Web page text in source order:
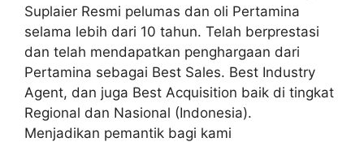
Suplaier Resmi pelumas dan oli Pertamina
selama lebih dari 10 tahun. Telah berprestasi
dan telah mendapatkan penghargaan dari
Pertamina sebagai Best Sales. Best Industry
Agent, dan juga Best Acquisition baik di tingkat
Regional dan Nasional (Indonesia).
Menjadikan pemantik bagi kami